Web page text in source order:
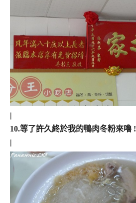
|
10.等了許久終於我的鴨肉冬粉來嚕 !
|